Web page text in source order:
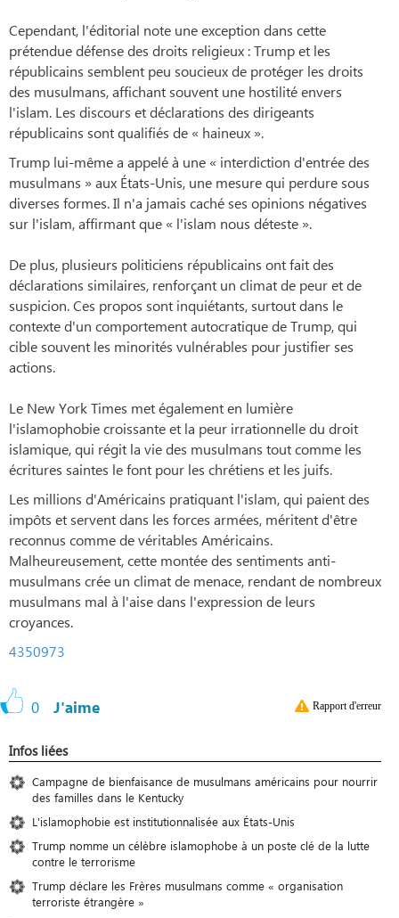
Cependant, l'éditorial note une exception dans cette
prétendue défense des droits religieux : Trump et les
républicains semblent peu soucieux de protéger les droits
des musulmans, affichant souvent une hostilité envers
l'islam. Les discours et déclarations des dirigeants
républicains sont qualifiés de « haineux ».
Trump lui-même a appelé à une « interdiction d'entrée des
musulmans » aux États-Unis, une mesure qui perdure sous
diverses formes. Il n'a jamais caché ses opinions négatives
sur l'islam, affirmant que « l'islam nous déteste ».
De plus, plusieurs politiciens républicains ont fait des
déclarations similaires, renforçant un climat de peur et de
suspicion. Ces propos sont inquiétants, surtout dans le
contexte d'un comportement autocratique de Trump, qui
cible souvent les minorités vulnérables pour justifier ses
actions.
Le New York Times met également en lumière
l'islamophobie croissante et la peur irrationnelle du droit
islamique, qui régit la vie des musulmans tout comme les
écritures saintes le font pour les chrétiens et les juifs.
Les millions d'Américains pratiquant l'islam, qui paient des
impôts et servent dans les forces armées, méritent d'être
reconnus comme de véritables Américains.
Malheureusement, cette montée des sentiments anti-
musulmans crée un climat de menace, rendant de nombreux
musulmans mal à l'aise dans l'expression de leurs
croyances.
4350973
0 J'aime Rapport d'erreur
Infos liées
Campagne de bienfaisance de musulmans américains pour nourrir
des familles dans le Kentucky
L'islamophobie est institutionnalisée aux États-Unis
Trump nomme un célèbre islamophobe à un poste clé de la lutte
contre le terrorisme
Trump déclare les Frères musulmans comme « organisation
terroriste étrangère »